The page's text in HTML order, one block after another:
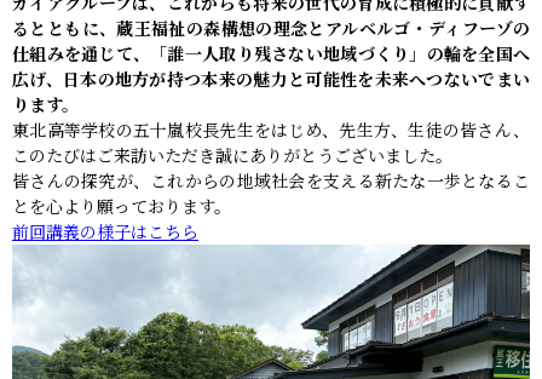
るとともに、蔵王福祉の森構想の理念とアルベルゴ・ディフーゾの
仕組みを通じて、「誰一人取り残さない地域づくり」の輪を全国へ
広げ、日本の地方が持つ本来の魅力と可能性を未来へつないでまい
ります。
東北高等学校の五十嵐校長先生をはじめ、先生方、生徒の皆さん、
このたびはご来訪いただき誠にありがとうございました。
皆さんの探究が、これからの地域社会を支える新たな一歩となるこ
とを心より願っております。
前回講義の様子はこちら